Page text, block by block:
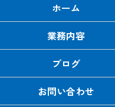
ホーム
業務内容
ブログ
お問い合わせ